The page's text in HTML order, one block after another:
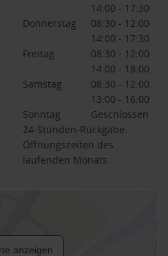
14:00 - 17:30
Donnerstag
08:30 - 12:00
14:00 - 17:30
Freitag
08:30 - 12:00
14:00 - 18:00
Samstag
08:30 - 12:00
13:00 - 16:00
Sonntag
Geschlossen
24-Stunden-Rückgabe.
Öffnungszeiten des
laufenden Monats.
anzeigen